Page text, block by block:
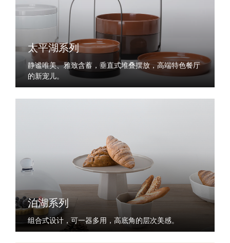
太平湖系列
静谧唯美、雅致含蓄，垂直式堆叠摆放，高端特色餐厅
的新宠儿。
泊湖系列
组合式设计，可一器多用，高底角的层次美感。